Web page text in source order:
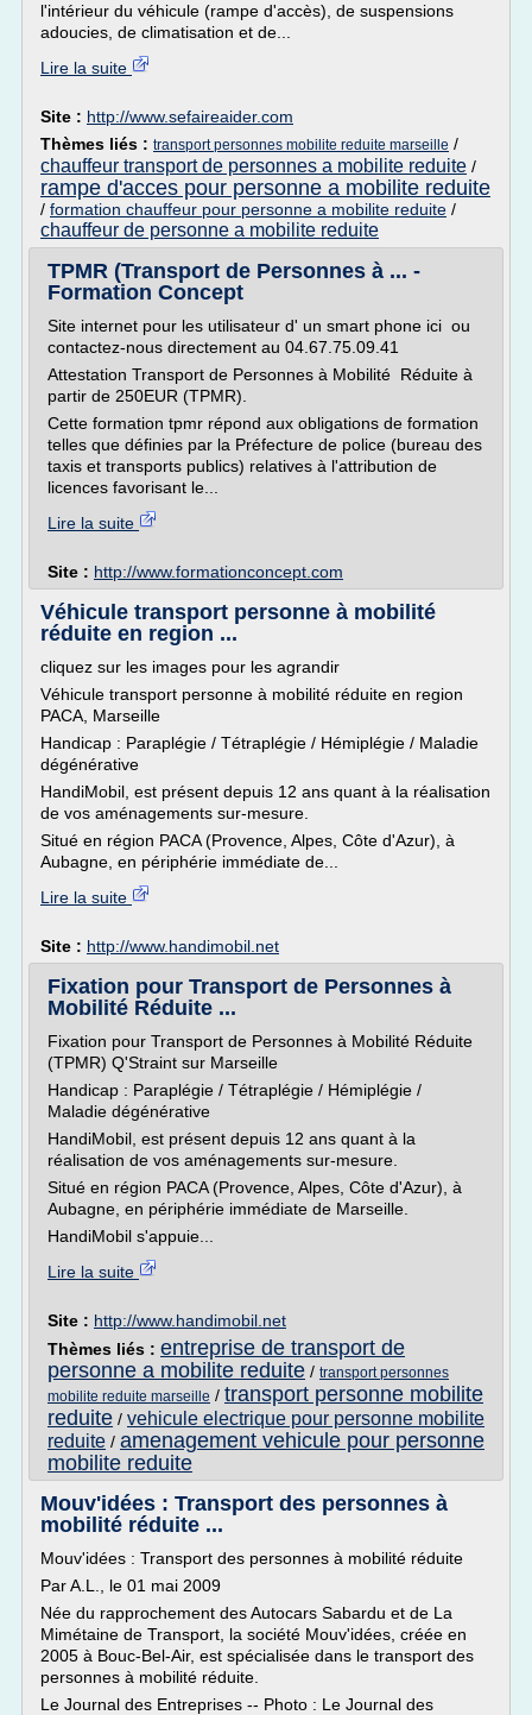
l'intérieur du véhicule (rampe d'accès), de suspensions
adoucies, de climatisation et de...
Lire la suite
Site : http://www.sefaireaider.com
Thèmes liés : transport personnes mobilite reduite marseille /
chauffeur transport de personnes a mobilite reduite /
rampe d'acces pour personne a mobilite reduite
/ formation chauffeur pour personne a mobilite reduite /
chauffeur de personne a mobilite reduite
TPMR (Transport de Personnes à ... -
Formation Concept
Site internet pour les utilisateur d' un smart phone ici ou
contactez-nous directement au 04.67.75.09.41
Attestation Transport de Personnes à Mobilité Réduite à
partir de 250EUR (TPMR).
Cette formation tpmr répond aux obligations de formation
telles que définies par la Préfecture de police (bureau des
taxis et transports publics) relatives à l'attribution de
licences favorisant le...
Lire la suite
Site : http://www.formationconcept.com
Véhicule transport personne à mobilité
réduite en region ...
cliquez sur les images pour les agrandir
Véhicule transport personne à mobilité réduite en region
PACA, Marseille
Handicap : Paraplégie / Tétraplégie / Hémiplégie / Maladie
dégénérative
HandiMobil, est présent depuis 12 ans quant à la réalisation
de vos aménagements sur-mesure.
Situé en région PACA (Provence, Alpes, Côte d'Azur), à
Aubagne, en périphérie immédiate de...
Lire la suite
Site : http://www.handimobil.net
Fixation pour Transport de Personnes à
Mobilité Réduite ...
Fixation pour Transport de Personnes à Mobilité Réduite
(TPMR) Q'Straint sur Marseille
Handicap : Paraplégie / Tétraplégie / Hémiplégie /
Maladie dégénérative
HandiMobil, est présent depuis 12 ans quant à la
réalisation de vos aménagements sur-mesure.
Situé en région PACA (Provence, Alpes, Côte d'Azur), à
Aubagne, en périphérie immédiate de Marseille.
HandiMobil s'appuie...
Lire la suite
Site : http://www.handimobil.net
Thèmes liés : entreprise de transport de
personne a mobilite reduite / transport personnes
mobilite reduite marseille / transport personne mobilite
reduite / vehicule electrique pour personne mobilite
reduite / amenagement vehicule pour personne
mobilite reduite
Mouv'idées : Transport des personnes à
mobilité réduite ...
Mouv'idées : Transport des personnes à mobilité réduite
Par A.L., le 01 mai 2009
Née du rapprochement des Autocars Sabardu et de La
Mimétaine de Transport, la société Mouv'idées, créée en
2005 à Bouc-Bel-Air, est spécialisée dans le transport des
personnes à mobilité réduite.
Le Journal des Entreprises -- Photo : Le Journal des